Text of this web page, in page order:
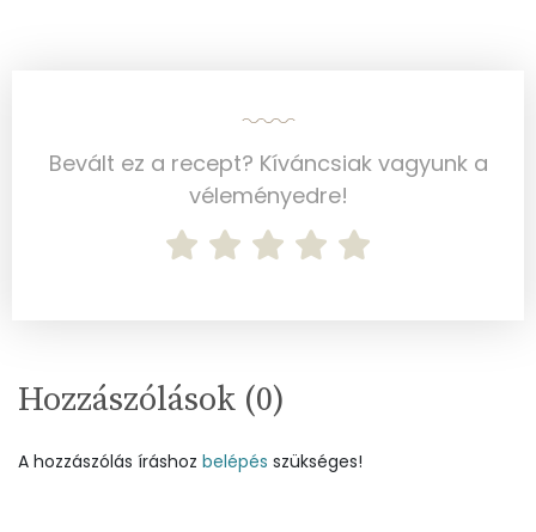
Koleszterin
67 mg
Ásványi anyagok
Szelén
Kálcium
Bevált ez a recept? Kíváncsiak vagyunk a
véleményedre!
Hozzászólások (0)
A hozzászólás íráshoz belépés szükséges!